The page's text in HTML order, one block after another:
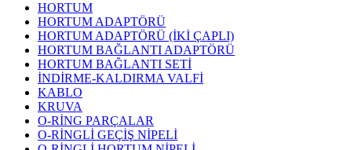
HORTUM
HORTUM ADAPTÖRÜ
HORTUM ADAPTÖRÜ (İKİ ÇAPLI)
HORTUM BAĞLANTI ADAPTÖRÜ
HORTUM BAĞLANTI SETİ
İNDİRME-KALDIRMA VALFİ
KABLO
KRUVA
O-RİNG PARÇALAR
O-RİNGLİ GEÇİŞ NİPELİ